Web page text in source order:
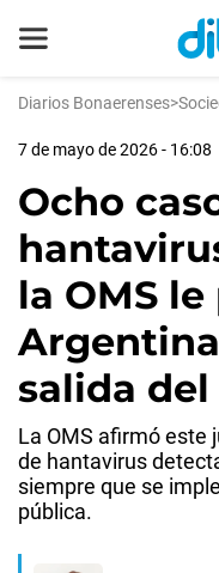
Diarios Bonaerenses>
7 de mayo de 2026 - 16:08
Ocho
la OMS
salida
La OMS afirmó este
de hantavirus
siempre que se
pública.